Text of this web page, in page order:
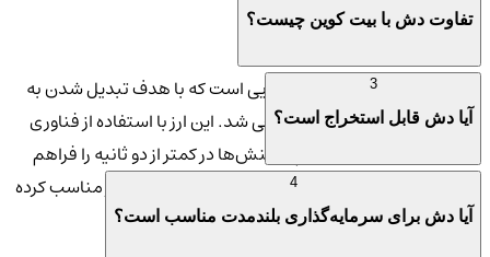
کاربرد دش در بازار ارزهای دیجیتال
دش یکی از قدیمی‌ترین پروژه‌هایی است که با هدف تبدیل شدن به
پول دیجیتال سریع و ارزان طراحی شد. این ارز با استفاده از فناوری
Instant Send امکان انجام تراکنش‌ها در کمتر از دو ثانیه را فراهم
می‌کند، قابلیتی که آن را برای پرداخت‌های روزمره بسیار مناسب کرده
است.
تفاوت دش با بیت‌ کوین چیست؟
آیا دش قابل استخراج است؟
آیا دش برای سرمایه‌گذاری بلندمدت مناسب است؟